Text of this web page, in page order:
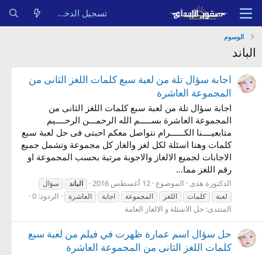
تسجيل الدخول
الوسوم
الباند
اجابة سؤال تلة من لعبة سبع كلمات اللغز الثانى من
المجموعة العاشرة
اجابة سؤال تلة من لعبة سبع كلمات اللغز الثانى من
المجموعة العاشرة بســـــم الله الرحمـــن الرحــــيم
متابعيــــنا الكــــــرام نتواصل معكم احبتى فى حل لعبة سبع
كلمات وهنا اسئلة لكل لغز والغاز كل مجموعة وتشمل جميع
الاجابات لجميع الالغاز والاجوبة مرتبة بحسب المجموعة او
رقم اللغز مما...
الدكتورة هدى الموضوع 12 أغسطس 2016 الباند
سؤال
لعبة
كلمات اللغز المجموعة اجابة العاشرة
الردود: 0
المنتدى: حل الاسئلة و الالغاز العامة
حل سؤال اسم عمارة ظهرت في فيلم من لعبة سبع
كلمات اللغز الثانى من المجموعة العاشرة